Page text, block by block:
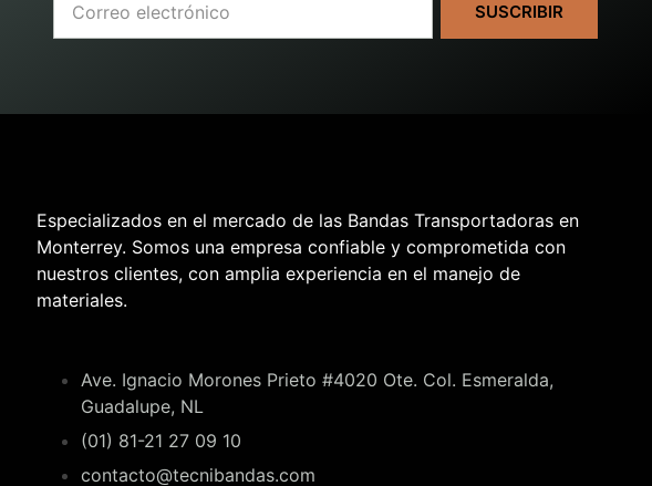
SUSCRIBIR
Especializados en el mercado de las Bandas Transportadoras en
Monterrey. Somos una empresa confiable y comprometida con
nuestros clientes, con amplia experiencia en el manejo de
materiales.
Ave. Ignacio Morones Prieto #4020 Ote. Col. Esmeralda,
Guadalupe, NL
(01) 81-21 27 09 10
contacto@tecnibandas.com